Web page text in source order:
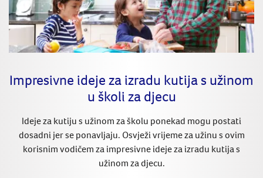
Impresivne ideje za izradu kutija s užinom
u školi za djecu
Ideje za kutiju s užinom za školu ponekad mogu postati
dosadni jer se ponavljaju. Osvježi vrijeme za užinu s ovim
korisnim vodičem za impresivne ideje za izradu kutija s
užinom za djecu.